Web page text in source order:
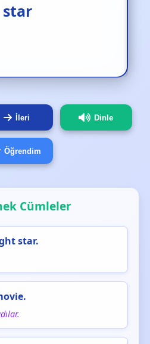
star
[f.] 3.başrolde
İleri Dinle
Öğrendim
Cümleler
star.